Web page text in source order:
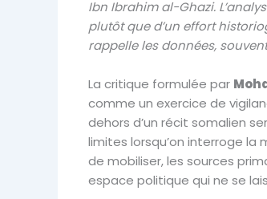
Ibn Ibrahim al-Ghazi.
plutôt que d’un effort
rappelle les données,
La critique formulée par
comme un exercice de
dehors d’un récit somalien
limites lorsqu’on interroge
de mobiliser, les sources
espace politique qui ne se